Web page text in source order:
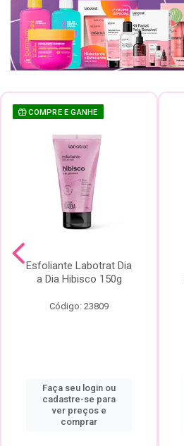
COMPRE E GANHE
Esfoliante Labotrat Dia
a Dia Hibisco 150g
Código: 23809
Faça seu login ou
cadastre-se para
ver preços e
comprar